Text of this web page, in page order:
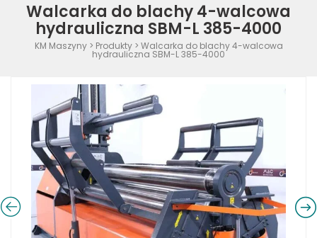
Walcarka do blachy 4-walcowa
hydrauliczna SBM-L 385-4000
KM Maszyny> Produkty> Walcarka do blachy 4-walcowa
hydrauliczna SBM-L 385-4000